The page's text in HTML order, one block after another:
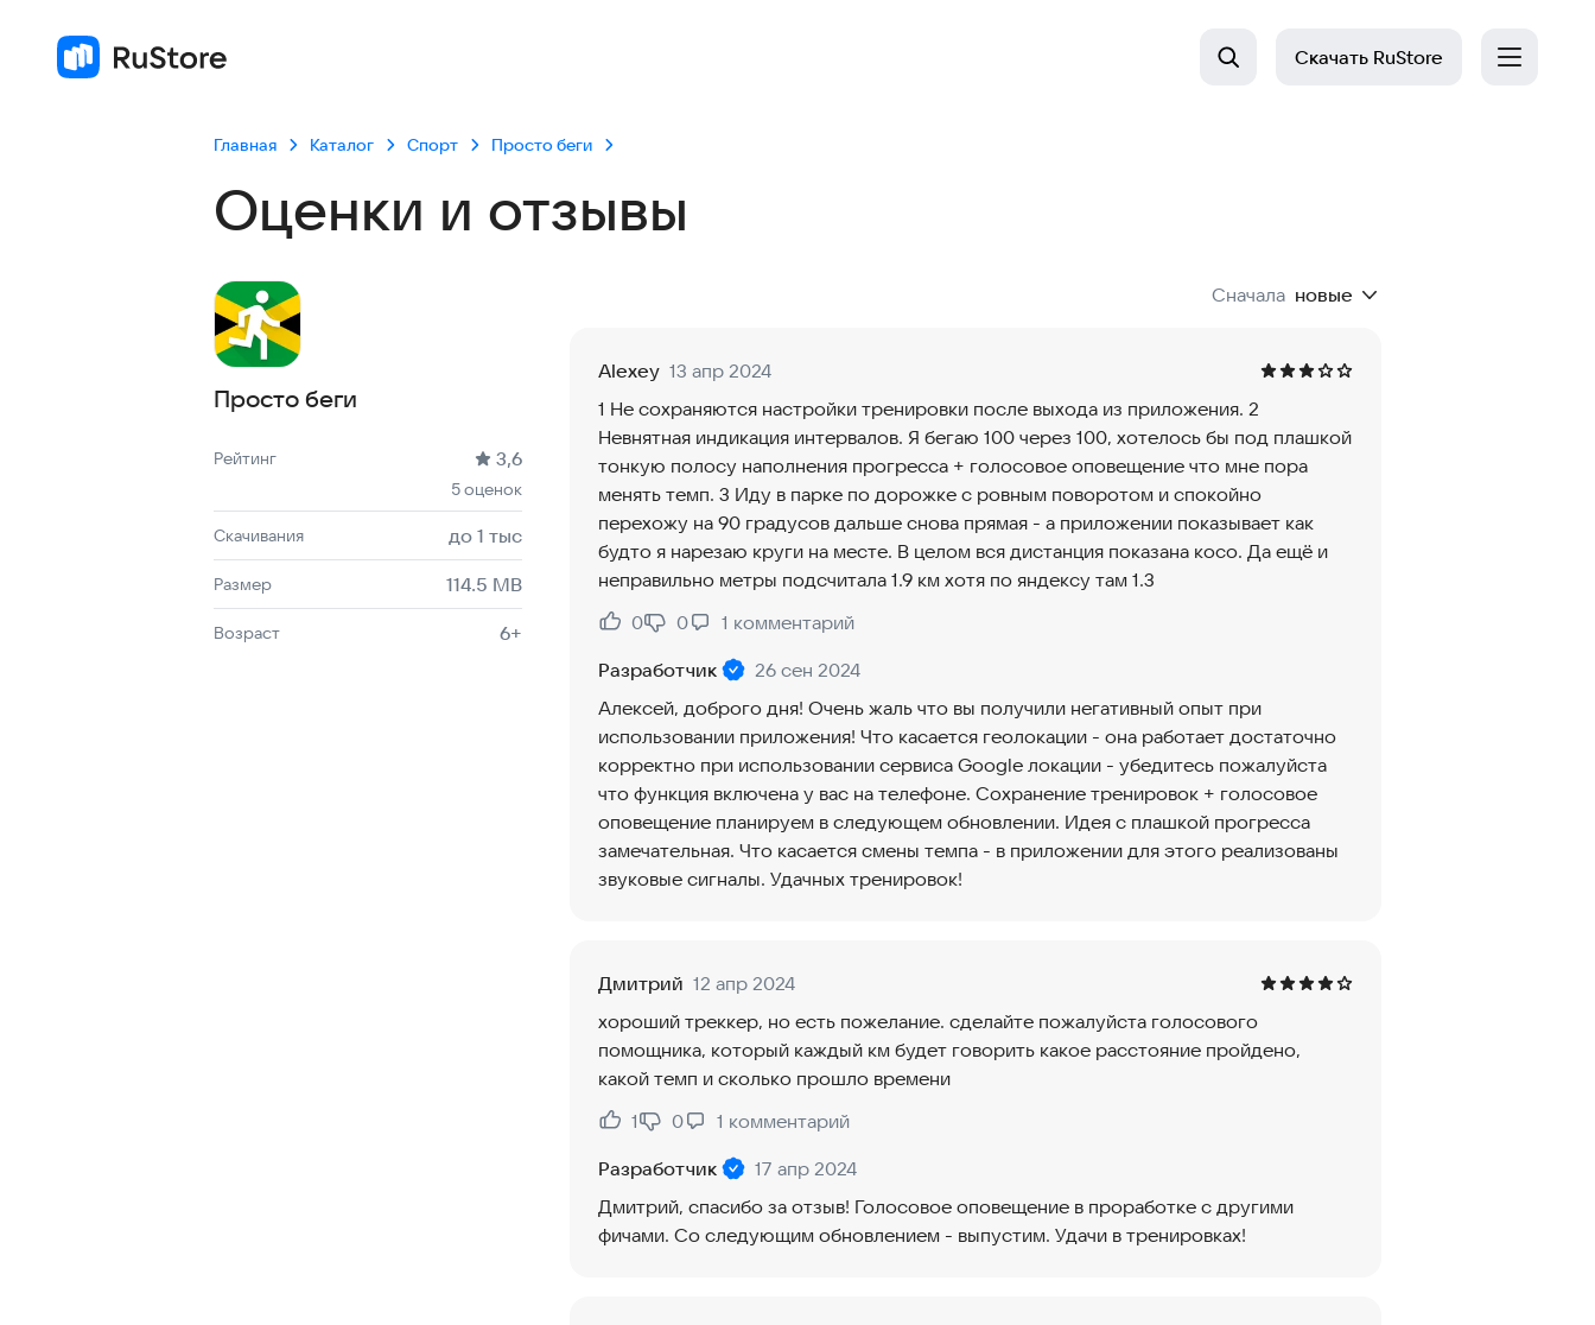
Скачать RuStore
Главная Каталог Спорт Просто беги
Оценки и отзывы
Просто беги
Рейтинг: 3,6, 5 оценок
Скачиваний: до 1 тыс
Размер файла: 114.5 MB
Возрастное ограничение: 114.5 MB
Рейтинг 3,6
5 оценок
Скачивания до 1 тыс
Размер 114.5 MB
Возраст 6+
Сначала новые
Alexey 13 апр 2024
1 Не сохраняются настройки тренировки после выхода из приложения. 2
Невнятная индикация интервалов. Я бегаю 100 через 100, хотелось бы под плашкой
тонкую полосу наполнения прогресса + голосовое оповещение что мне пора
менять темп. 3 Иду в парке по дорожке с ровным поворотом и спокойно
перехожу на 90 градусов дальше снова прямая - а приложении показывает как
будто я нарезаю круги на месте. В целом вся дистанция показана косо. Да ещё и
неправильно метры подсчитала 1.9 км хотя по яндексу там 1.3
Нравится:
0
Не нравится:
0 1 комментарий
Разработчик
26 сен 2024
Алексей, доброго дня! Очень жаль что вы получили негативный опыт при
использовании приложения! Что касается геолокации - она работает достаточно
корректно при использовании сервиса Google локации - убедитесь пожалуйста
что функция включена у вас на телефоне. Сохранение тренировок + голосовое
оповещение планируем в следующем обновлении. Идея с плашкой прогресса
замечательная. Что касается смены темпа - в приложении для этого реализованы
звуковые сигналы. Удачных тренировок!
Дмитрий 12 апр 2024
хороший треккер, но есть пожелание. сделайте пожалуйста голосового
помощника, который каждый км будет говорить какое расстояние пройдено,
какой темп и сколько прошло времени
Нравится:
1
Не нравится:
0 1 комментарий
Разработчик
17 апр 2024
Дмитрий, спасибо за отзыв! Голосовое оповещение в проработке с другими
фичами. Со следующим обновлением - выпустим. Удачи в тренировках!